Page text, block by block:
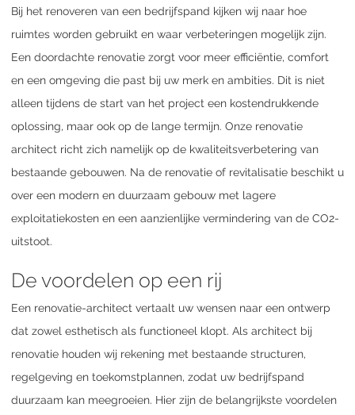
Bij het renoveren van een bedrijfspand kijken wij naar hoe
ruimtes worden gebruikt en waar verbeteringen mogelijk zijn.
Een doordachte renovatie zorgt voor meer efficiëntie, comfort
en een omgeving die past bij uw merk en ambities. Dit is niet
alleen tijdens de start van het project een kostendrukkende
oplossing, maar ook op de lange termijn. Onze renovatie
architect richt zich namelijk op de kwaliteitsverbetering van
bestaande gebouwen. Na de renovatie of revitalisatie beschikt u
over een modern en duurzaam gebouw met lagere
exploitatiekosten en een aanzienlijke vermindering van de CO2-
uitstoot.
De voordelen op een rij
Een renovatie-architect vertaalt uw wensen naar een ontwerp
dat zowel esthetisch als functioneel klopt. Als architect bij
renovatie houden wij rekening met bestaande structuren,
regelgeving en toekomstplannen, zodat uw bedrijfspand
duurzaam kan meegroeien. Hier zijn de belangrijkste voordelen